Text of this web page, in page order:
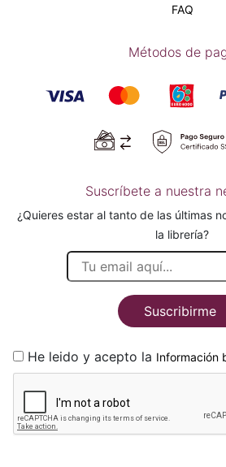
FAQ
Métodos de
Suscríbete a nuestra
¿Quieres estar al tanto de las últimas
la librería?
Suscribirme
He leido y acepto la Información